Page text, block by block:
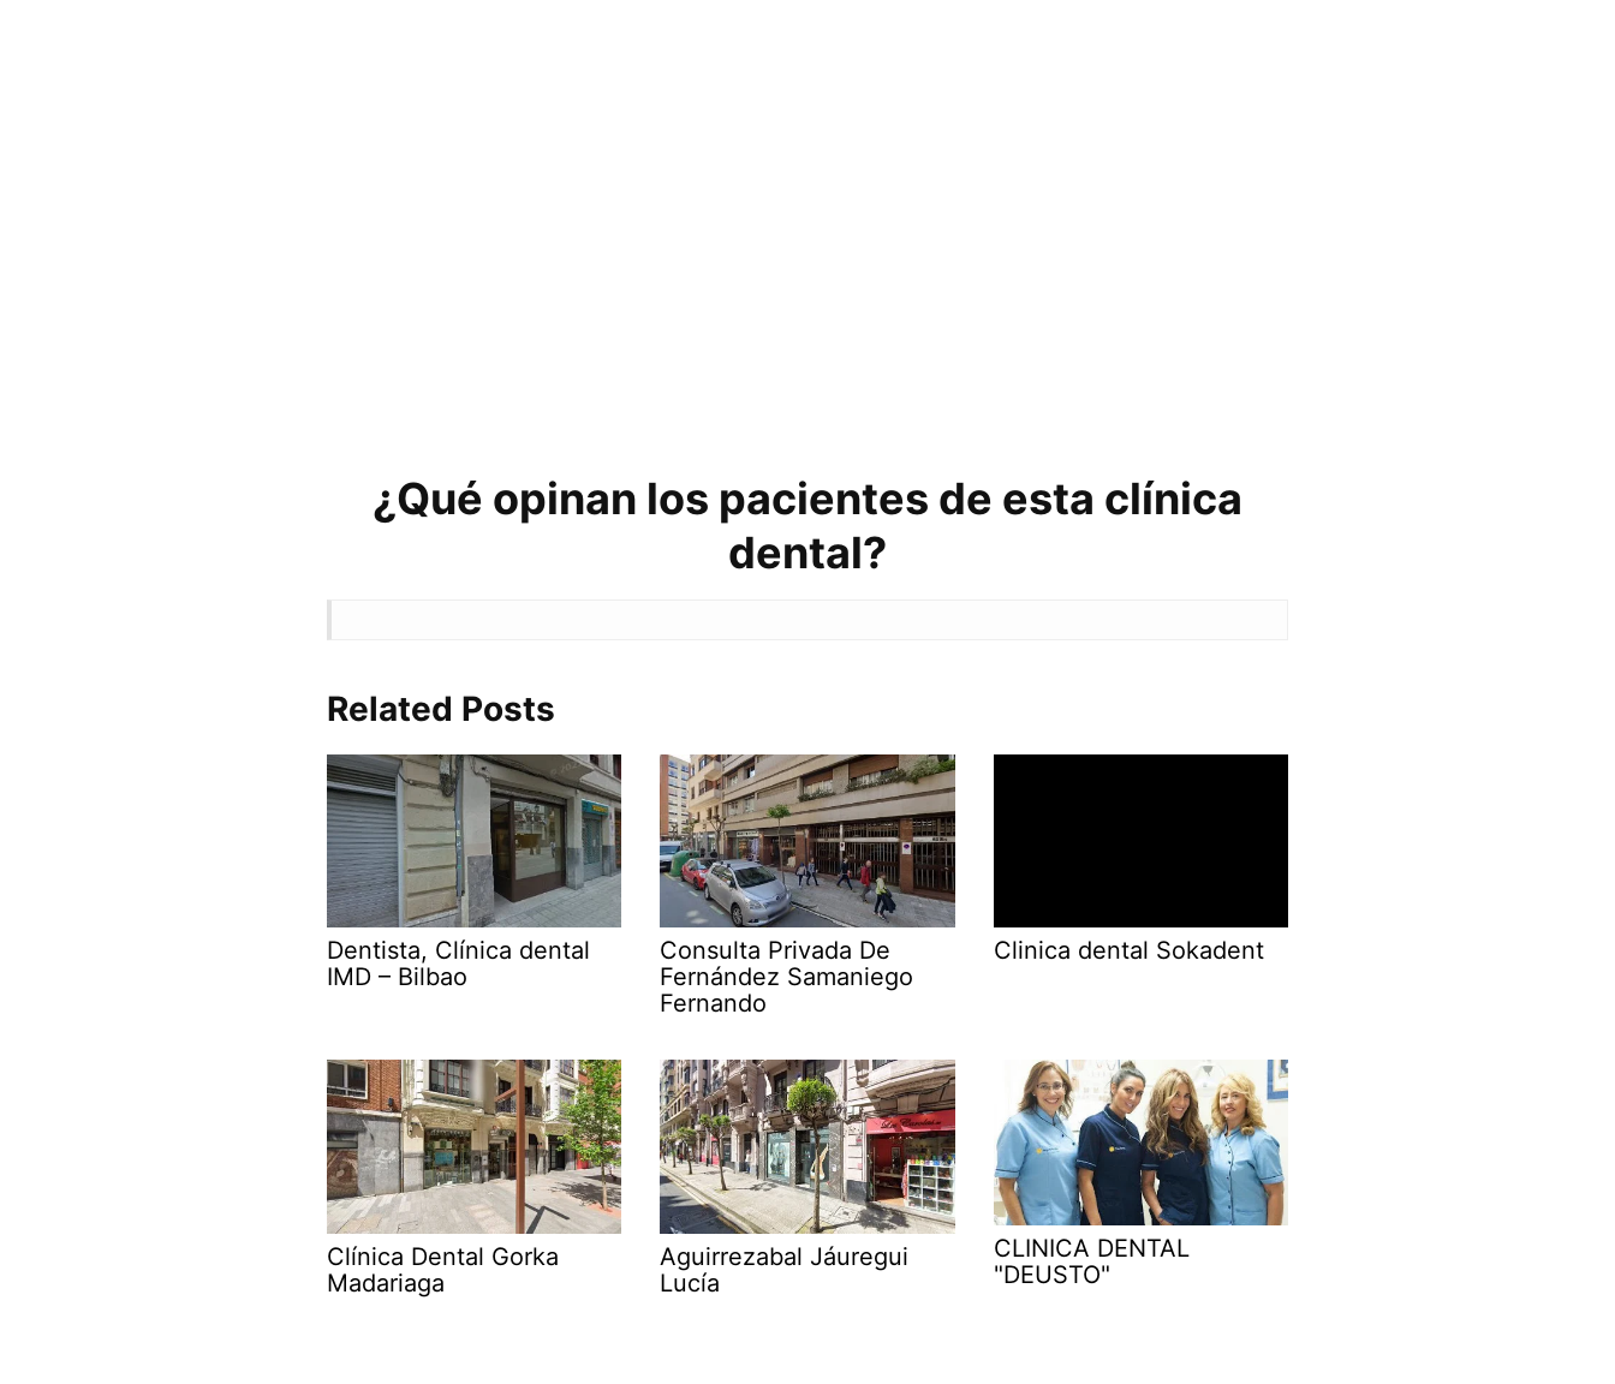
¿Qué opinan los pacientes de esta clínica
dental?
Related Posts
Dentista, Clínica dental
IMD – Bilbao
Consulta Privada De
Fernández Samaniego
Fernando
Clinica dental Sokadent
Clínica Dental Gorka
Madariaga
Aguirrezabal Jáuregui
Lucía
CLINICA DENTAL
"DEUSTO"